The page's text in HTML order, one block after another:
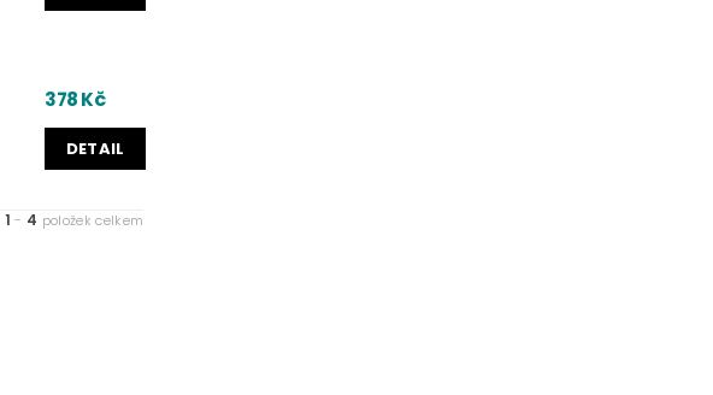
378 Kč
DETAIL
1 - 4 položek celkem